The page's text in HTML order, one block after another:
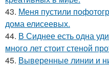
43. Меня пустили
дома елисеевых.
44. В Сиднее есть одна
много лет стоит стеной
45. Выверенные линии и